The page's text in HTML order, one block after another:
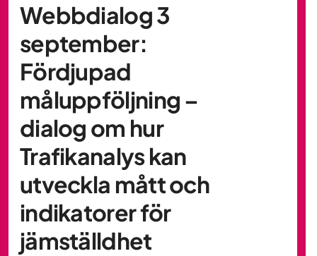
Webbdialog 3
september:
Fördjupad
måluppföljning –
dialog om hur
Trafikanalys kan
utveckla mått och
indikatorer för
jämställdhet